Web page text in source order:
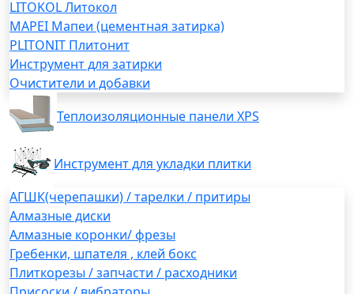
LITOKOL Литокол
MAPEI Мапеи (цементная затирка)
PLITONIT Плитонит
Инструмент для затирки
Очистители и добавки
Теплоизоляционные панели XPS
Инструмент для укладки плитки
АГШК(черепашки) / тарелки / притиры
Алмазные диски
Алмазные коронки/ фрезы
Гребенки, шпателя , клей бокс
Плиткорезы / запчасти / расходники